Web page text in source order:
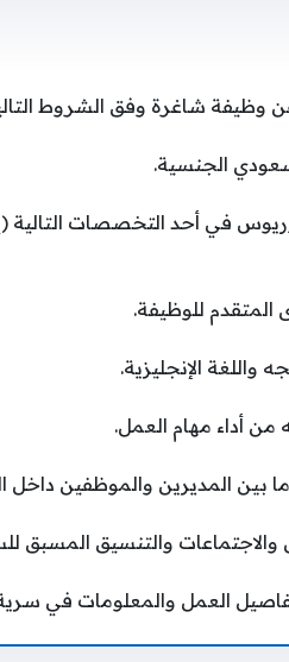
وظيفة شاغرة وفق الشروط
الجنسية.
في أحد التخصصات التالية
المتقدم للوظيفة.
واللغة الإنجليزية.
من أداء مهام العمل.
بين المديرين والموظفين داخل
والاجتماعات والتنسيق المسبق
العمل والمعلومات في